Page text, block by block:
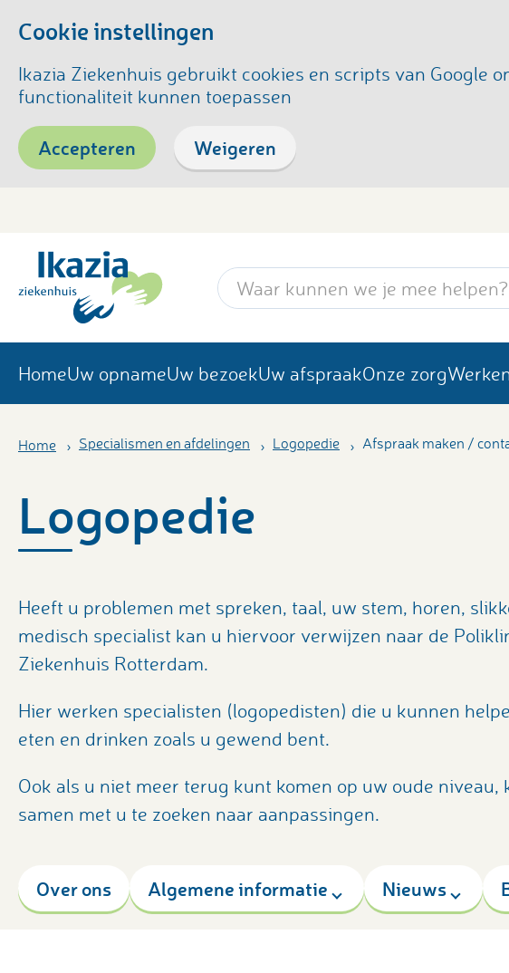
Cookie instellingen
Ikazia Ziekenhuis gebruikt cookies en scripts van Google
functionaliteit kunnen toepassen
Accepteren Weigeren
Zoekwoord
HomeUw opnameUw bezoekUw afspraakOnze zorg
Home Specialismen en afdelingen Logopedie Afspraak maken /
Logopedie
Heeft u problemen met spreken, taal, uw stem, horen,
medisch specialist kan u hiervoor verwijzen naar de
Ziekenhuis Rotterdam.
Hier werken specialisten (logopedisten) die u kunnen
eten en drinken zoals u gewend bent.
Ook als u niet meer terug kunt komen op uw oude niveau,
samen met u te zoeken naar aanpassingen.
Over ons Algemene informatie Nieuws